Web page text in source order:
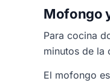
Mofongo
Para cocina
minutos de la
El mofongo